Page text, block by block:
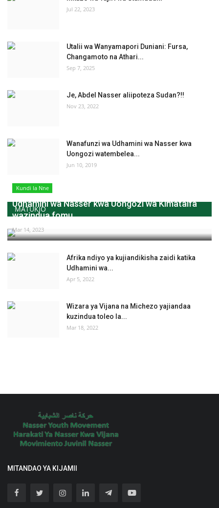
Jul 22, 2023
Utalii wa Wanyamapori Duniani: Fursa,
Changamoto na Athari...
Sep 7, 2025
Je, Abdel Nasser aliipoteza Sudan?!!
Nov 23, 2022
Wanafunzi wa Udhamini wa Nasser kwa
Uongozi watembelea...
Jun 10, 2019
MATUKIO
Kundi la Nne
Udhamini wa Nasser kwa Uongozi wa Kimataifa
wazindua fomu...
Mar 14, 2023
Afrika ndiyo ya kujiandikisha zaidi katika
Udhamini wa...
Apr 5, 2022
Wizara ya Vijana na Michezo yajiandaa
kuzindua toleo la...
Mar 18, 2022
MITANDAO YA KIJAMII